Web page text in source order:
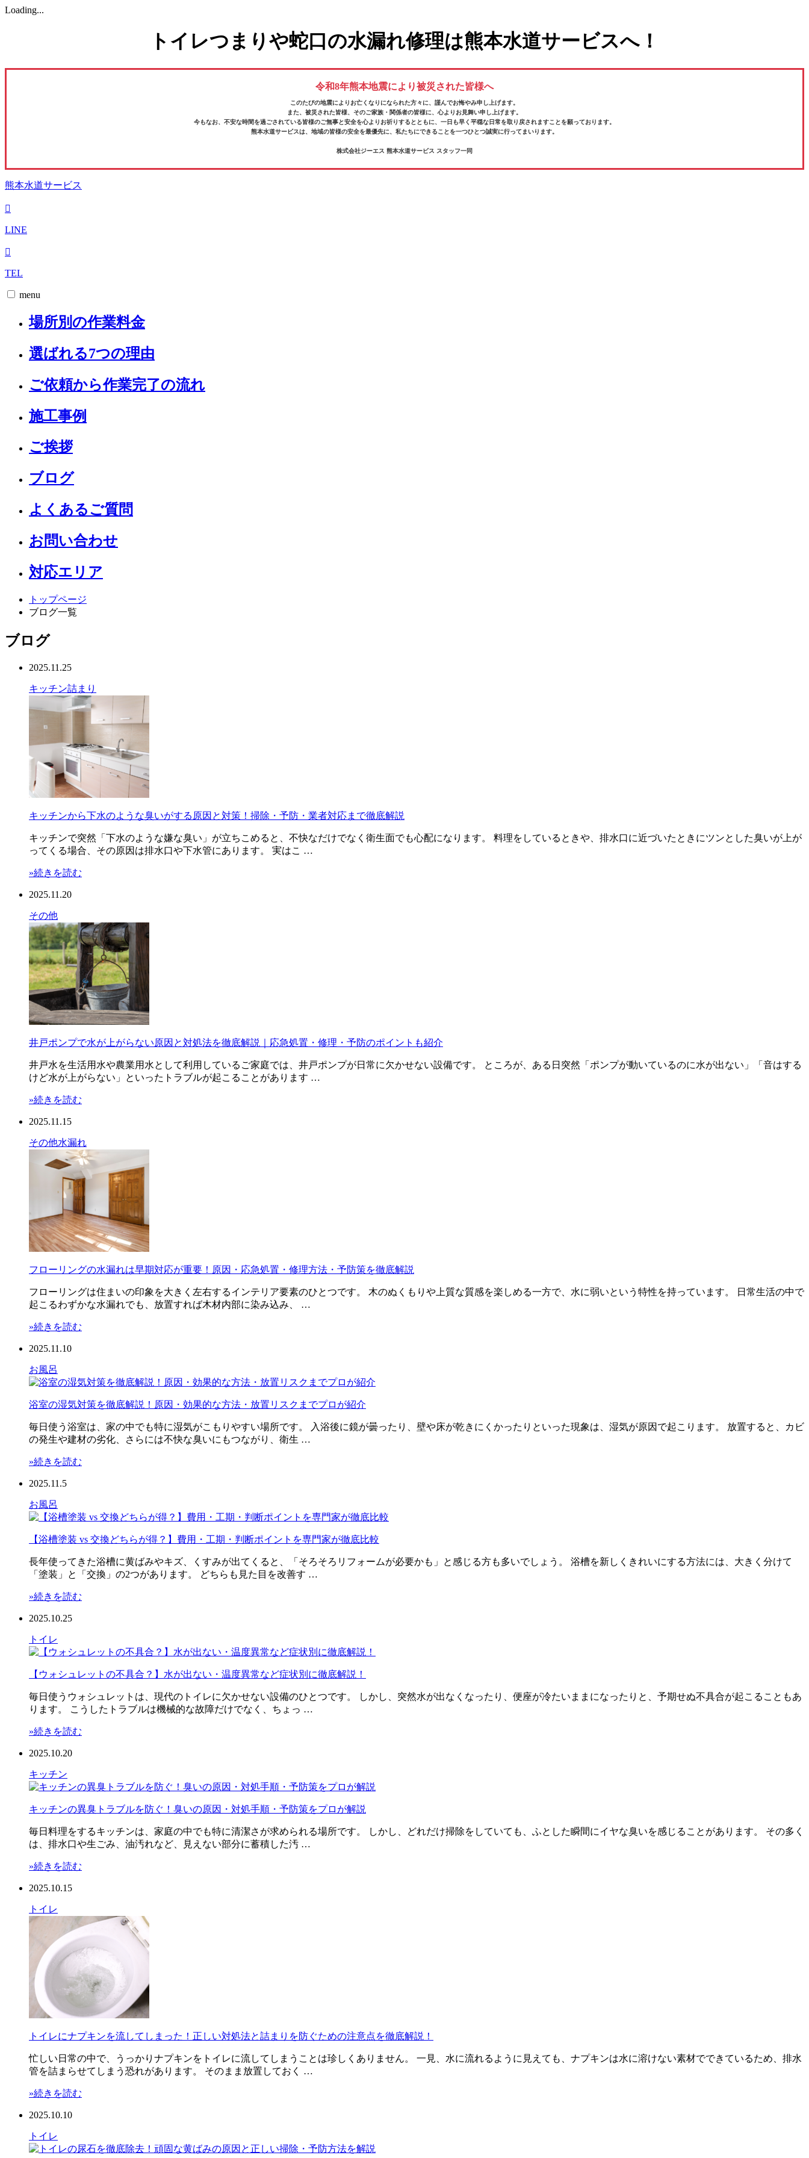
Loading...
トイレつまりや蛇口の水漏れ修理は熊本水道サービスへ！
令和8年熊本地震により被災された皆様へ
このたびの地震によりお亡くなりになられた方々に、 謹んでお悔やみ申し上げます。
また、被災された皆様、そのご家族・関係者の皆様に、 心よりお見舞い申し上げます。
今もなお、不安な時間を過ごされている皆様のご無事と安全を心よりお祈りするとともに、 一日も早く平穏な日常を取り戻されますことを願っております。
熊本水道サービスは、地域の皆様の安全を最優先に、 私たちにできることを一つひとつ誠実に行ってまいります。
株式会社ジーエス 熊本水道サービス スタッフ一同
熊本水道サービス
LINE
TEL
menu
場所別の作業料金
選ばれる7つの理由
ご依頼から作業完了の流れ
施工事例
ご挨拶
ブログ
よくあるご質問
お問い合わせ
対応エリア
トップページ
ブログ一覧
ブログ
2025.11.25
キッチン詰まり
キッチンから下水のような臭いがする原因と対策！掃除・予防・業者対応まで徹底解説
キッチンで突然「下水のような嫌な臭い」が立ちこめると、不快なだけでなく衛生面でも心配になります。 料理をしているときや、排水口に近づいたときにツンとした臭いが上が
ってくる場合、その原因は排水口や下水管にあります。 実はこ …
»続きを読む
2025.11.20
その他
井戸ポンプで水が上がらない原因と対処法を徹底解説｜応急処置・修理・予防のポイントも紹介
井戸水を生活用水や農業用水として利用しているご家庭では、井戸ポンプが日常に欠かせない設備です。 ところが、ある日突然「ポンプが動いているのに水が出ない」「音はする
けど水が上がらない」といったトラブルが起こることがあります …
»続きを読む
2025.11.15
その他水漏れ
フローリングの水漏れは早期対応が重要！原因・応急処置・修理方法・予防策を徹底解説
フローリングは住まいの印象を大きく左右するインテリア要素のひとつです。 木のぬくもりや上質な質感を楽しめる一方で、水に弱いという特性を持っています。 日常生活の中で
起こるわずかな水漏れでも、放置すれば木材内部に染み込み、 …
»続きを読む
2025.11.10
お風呂
浴室の湿気対策を徹底解説！原因・効果的な方法・放置リスクまでプロが紹介
毎日使う浴室は、家の中でも特に湿気がこもりやすい場所です。 入浴後に鏡が曇ったり、壁や床が乾きにくかったりといった現象は、湿気が原因で起こります。 放置すると、カビ
の発生や建材の劣化、さらには不快な臭いにもつながり、衛生 …
»続きを読む
2025.11.5
お風呂
【浴槽塗装 vs 交換どちらが得？】費用・工期・判断ポイントを専門家が徹底比較
長年使ってきた浴槽に黄ばみやキズ、くすみが出てくると、「そろそろリフォームが必要かも」と感じる方も多いでしょう。 浴槽を新しくきれいにする方法には、大きく分けて
「塗装」と「交換」の2つがあります。 どちらも見た目を改善す …
»続きを読む
2025.10.25
トイレ
【ウォシュレットの不具合？】水が出ない・温度異常など症状別に徹底解説！
毎日使うウォシュレットは、現代のトイレに欠かせない設備のひとつです。 しかし、突然水が出なくなったり、便座が冷たいままになったりと、予期せぬ不具合が起こることもあ
ります。 こうしたトラブルは機械的な故障だけでなく、ちょっ …
»続きを読む
2025.10.20
キッチン
キッチンの異臭トラブルを防ぐ！臭いの原因・対処手順・予防策をプロが解説
毎日料理をするキッチンは、家庭の中でも特に清潔さが求められる場所です。 しかし、どれだけ掃除をしていても、ふとした瞬間にイヤな臭いを感じることがあります。 その多く
は、排水口や生ごみ、油汚れなど、見えない部分に蓄積した汚 …
»続きを読む
2025.10.15
トイレ
トイレにナプキンを流してしまった！正しい対処法と詰まりを防ぐための注意点を徹底解説！
忙しい日常の中で、うっかりナプキンをトイレに流してしまうことは珍しくありません。 一見、水に流れるように見えても、ナプキンは水に溶けない素材でできているため、排水
管を詰まらせてしまう恐れがあります。 そのまま放置しておく …
»続きを読む
2025.10.10
トイレ